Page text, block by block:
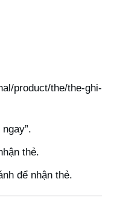
product/the/the-ghi-
thẻ.
để nhận thẻ.